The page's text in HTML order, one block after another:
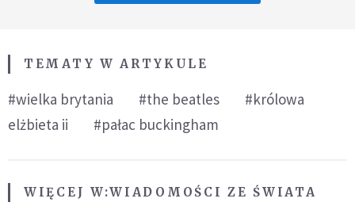
TEMATY W ARTYKULE
#wielka brytania #the beatles
#królowa
elżbieta ii
#pałac buckingham
WIĘCEJ W:WIADOMOŚCI ZE ŚWIATA